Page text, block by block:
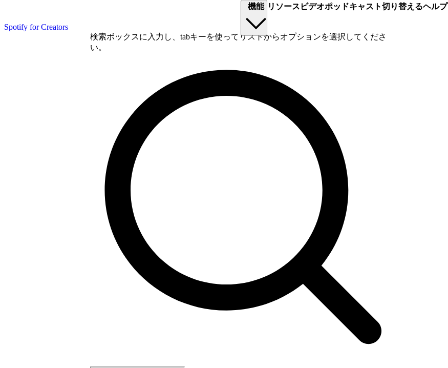
Spotify for Creators
機能 リソース ビデオポッドキャスト切り替えるヘルプ
検索ボックスに入力し、tabキーを使ってリストからオプションを選択してくださ
い。